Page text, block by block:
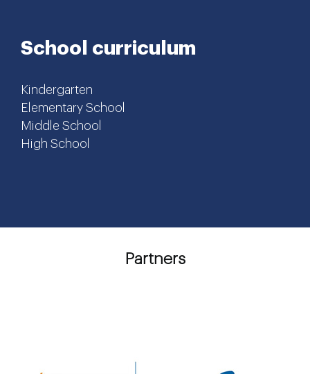
School curriculum
Kindergarten
Elementary School
Middle School
High School
Partners